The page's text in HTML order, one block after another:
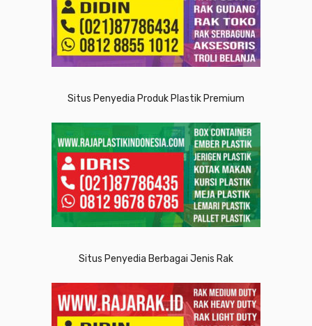
Situs Penyedia Produk Plastik Premium
Situs Penyedia Berbagai Jenis Rak